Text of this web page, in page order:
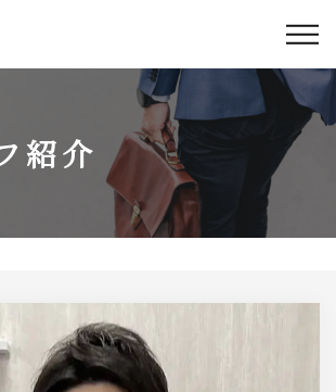
紹介
不動産をお持ちの方
不動産をお探しの方
TOPICS
会社概要